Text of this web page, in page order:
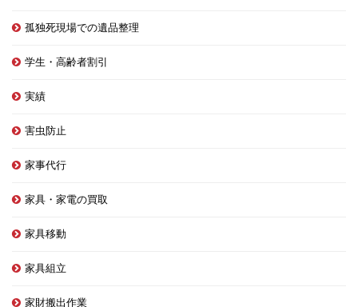
孤独死現場での遺品整理
学生・高齢者割引
実績
害虫防止
家事代行
家具・家電の買取
家具移動
家具組立
家財搬出作業